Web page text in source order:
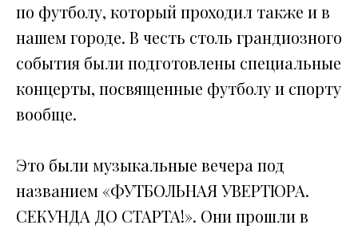
по футболу, который проходил также и в
нашем городе. В честь столь грандиозного
события были подготовлены специальные
концерты, посвященные футболу и спорту
вообще.
Это были музыкальные вечера под
названием «ФУТБОЛЬНАЯ УВЕРТЮРА.
СЕКУНДА ДО СТАРТА!». Они прошли в